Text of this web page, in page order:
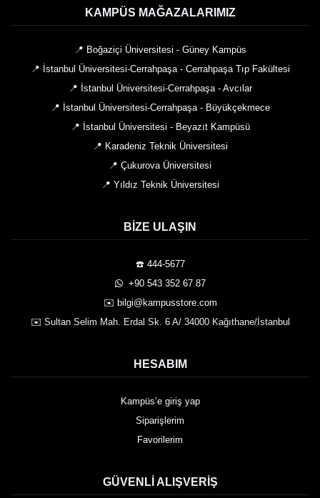
KAMPÜS MAĞAZALARIMIZ
📍 Boğaziçi Üniversitesi - Güney Kampüs
📍 İstanbul Üniversitesi-Cerrahpaşa - Cerrahpaşa Tıp Fakültesi
📍 İstanbul Üniversitesi-Cerrahpaşa - Avcılar
📍 İstanbul Üniversitesi-Cerrahpaşa - Büyükçekmece
📍 İstanbul Üniversitesi - Beyazıt Kampüsü
📍 Karadeniz Teknik Üniversitesi
📍 Çukurova Üniversitesi
📍 Yıldız Teknik Üniversitesi
BIZE ULAŞIN
☎️ 444-5677
️ +90 543 352 67 87
✉️ bilgi@kampusstore.com
✉️ Sultan Selim Mah. Erdal Sk. 6 A/ 34000 Kağıthane/İstanbul
HESABIM
Kampüs’e giriş yap
Siparişlerim
Favorilerim
GÜVENLI ALIŞVERIŞ